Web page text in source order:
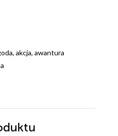
akcja, awantura